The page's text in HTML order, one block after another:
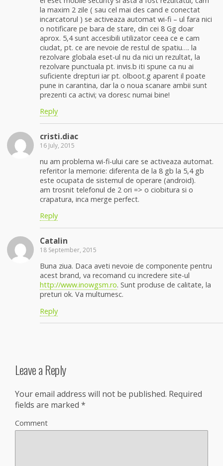
la maxim 2 zile ( sau cel mai des cand e conectat
incarcatorul ) se activeaza automat wi-fi – ul fara nici
o notificare pe bara de stare, din cei 8 Gg doar
aprox. 5,4 sunt accesibili utilizator ceea ce e cam
ciudat, pt. ce are nevoie de restul de spatiu…. la
rezolvare globala eset-ul nu da nici un rezultat, la
rezolvare punctuala pt. invis.b iti spune ca nu ai
suficiente drepturi iar pt. olboot.g aparent il poate
pune in carantina, dar la o noua scanare ambii sunt
prezenti ca activi; va doresc numai bine!
Reply
cristi.diac
16 July, 2015
nu am problema wi-fi-ului care se activeaza automat.
referitor la memorie: diferenta de la 8 gb la 5,4 gb
este ocupata de sistemul de operare (android).
am trosnit telefonul de 2 ori => o ciobitura si o
crapatura, inca merge perfect.
Reply
Catalin
18 September, 2015
Buna ziua. Daca aveti nevoie de componente pentru
acest brand, va recomand cu incredere site-ul
http://www.inowgsm.ro. Sunt produse de calitate, la
preturi ok. Va multumesc.
Reply
Leave a Reply
Your email address will not be published. Required
fields are marked *
Comment